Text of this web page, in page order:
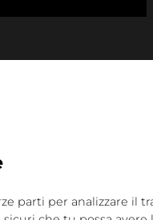
parti per analizzare il